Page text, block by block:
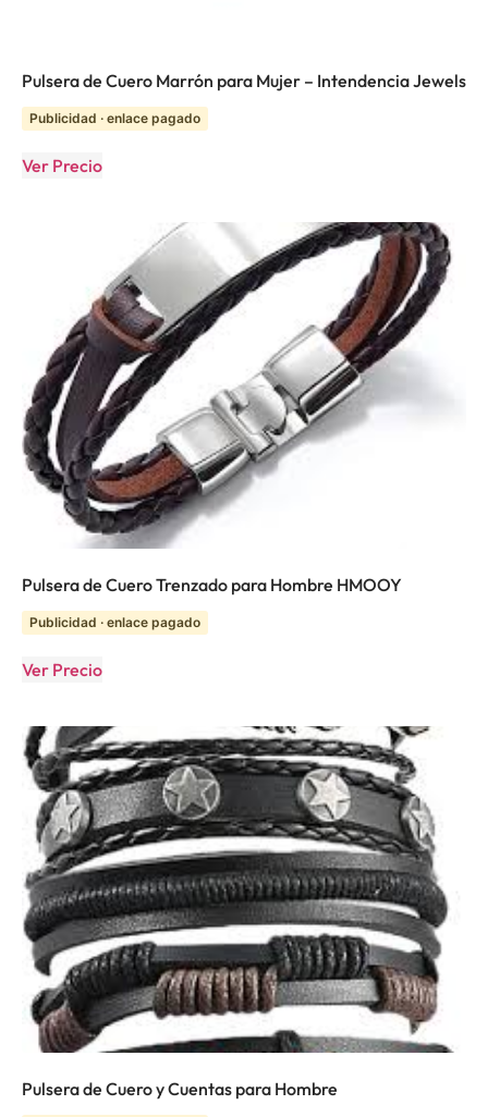
Pulsera de Cuero Marrón para Mujer – Intendencia Jewels
Publicidad · enlace pagado
Ver Precio
Pulsera de Cuero Trenzado para Hombre HMOOY
Publicidad · enlace pagado
Ver Precio
Pulsera de Cuero y Cuentas para Hombre